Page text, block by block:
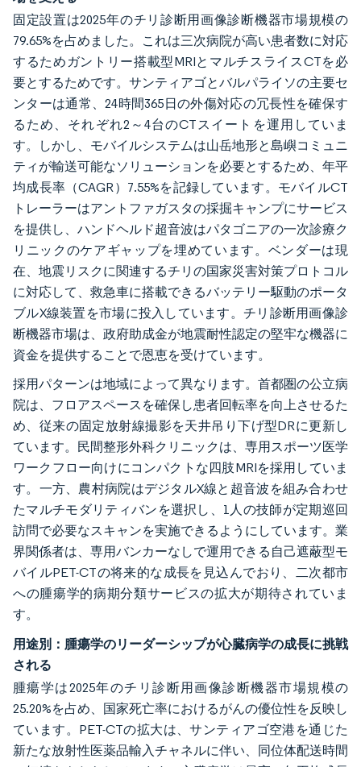
固定設置は2025年のチリ診断用画像診断機器市場規模の
79.65%を占めました。これは三次病院が高い患者数に対応
するためガントリー搭載型MRIとマルチスライスCTを必
要とするためです。サンティアゴとバルパライソの主要セ
ンターは通常、24時間365日の外傷対応の冗長性を確保す
るため、それぞれ2～4台のCTスイートを運用していま
す。しかし、モバイルシステムは山岳地形と島嶼コミュニ
ティが輸送可能なソリューションを必要とするため、年平
均成長率（CAGR）7.55%を記録しています。モバイルCT
トレーラーはアントファガスタの採掘キャンプにサービス
を提供し、ハンドヘルド超音波はパタゴニアの一次診療ク
リニックのケアギャップを埋めています。ベンダーは現
在、地震リスクに関連するチリの国家災害対策プロトコル
に対応して、救急車に搭載できるバッテリー駆動のポータ
ブルX線装置を市場に投入しています。チリ診断用画像診
断機器市場は、政府助成金が地震耐性認定の堅牢な機器に
資金を提供することで恩恵を受けています。
採用パターンは地域によって異なります。首都圏の公立病
院は、フロアスペースを確保し患者回転率を向上させるた
め、従来の固定放射線撮影を天井吊り下げ型DRに更新し
ています。民間整形外科クリニックは、専用スポーツ医学
ワークフロー向けにコンパクトな四肢MRIを採用していま
す。一方、農村病院はデジタルX線と超音波を組み合わせ
たマルチモダリティバンを選択し、1人の技師が定期巡回
訪問で必要なスキャンを実施できるようにしています。業
界関係者は、専用バンカーなしで運用できる自己遮蔽型モ
バイルPET-CTの将来的な成長を見込んでおり、二次都市
への腫瘍学的病期分類サービスの拡大が期待されていま
す。
用途別：腫瘍学のリーダーシップが心臓病学の成長に挑戦
される
腫瘍学は2025年のチリ診断用画像診断機器市場規模の
25.20%を占め、国家死亡率におけるがんの優位性を反映し
ています。PET-CTの拡大は、サンティアゴ空港を通じた
新たな放射性医薬品輸入チャネルに伴い、同位体配送時間